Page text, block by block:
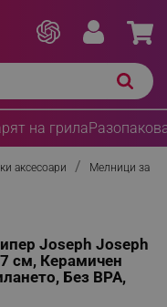
на грила
аксесоари
Мелници за
Joseph Joseph
см, Керамичен
Без BPA,